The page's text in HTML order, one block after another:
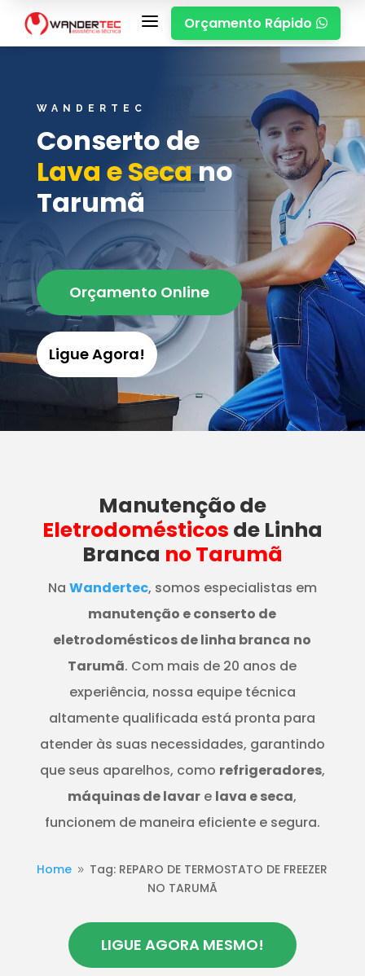
a Orçamento Rápido 
WANDERTEC
Conserto de
Lava e Secano
Tarumã
Orçamento Online
Ligue Agora!
Manutençãode
Eletrodomésticos de Linha
Branca no Tarumã
Na Wandertec, somos especialistas em
manutenção e conserto de
eletrodomésticos de linha branca no
Tarumã. Com mais de 20 anos de
experiência, nossa equipe técnica
altamente qualificada está pronta para
atender às suas necessidades, garantindo
que seus aparelhos, como refrigeradores,
máquinas de lavar e lava e seca,
funcionem de maneira eficiente e segura.
Home 9 Tag: REPARO DE TERMOSTATO DE FREEZER
NO TARUMÃ
LIGUE AGORA MESMO!